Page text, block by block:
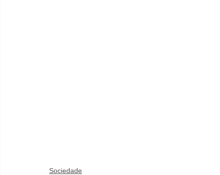
Sociedade